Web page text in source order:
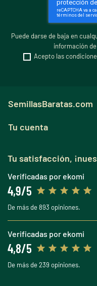
Puede darse de baja en
información
Acepto las
SemillasBaratas.com
Tu cuenta
Tu satisfacción,
Verificadas por ekomi
4,9/5
De más de 893 opiniones.
Verificadas por ekomi
4,8/5
De más de 239 opiniones.